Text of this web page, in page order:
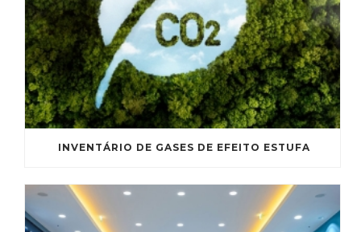
INVENTÁRIO DE GASES DE EFEITO ESTUFA